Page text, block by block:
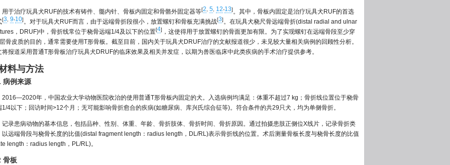
用于治疗玩具犬RUF的技术有铸件、髓内针、骨板内固定和骨骼外固定器等[2, 5, 12-13]。其中，骨板内固定是治疗玩具犬RUF的首选
[3, 9-10]。对于玩具犬RUF而言，由于远端骨折段很小，放置螺钉和骨板充满挑战[3]。在玩具犬桡尺骨远端骨折(distal radial and ulnar
，DRUF)中，骨折线常位于桡骨远端1/4及以下的位置[4] ，这使得用于放置螺钉的骨面更加有限。为了实现螺钉在远端骨段至少穿
骨皮质的目的，通常需要使用T形骨板。截至目前，国内关于玩具犬DRUF治疗的文献报道很少，未见较大量相关病例的回顾性分析。
将报道采用普通T形骨板治疗玩具犬DRUF的临床效果及相关并发症，以期为兽医临床中此类疾病的手术治疗提供参考。
料与方法
病例来源
2016—2020年，中国农业大学动物医院收治的使用普通T形骨板内固定的犬。入选病例均满足：体重不超过7 kg；骨折线位置位于桡骨
1/4以下；回访时间>12个月；无可能影响骨折愈合的疾病(如糖尿病、库兴氏综合征等)。符合条件的共29只犬，均为单侧骨折。
记录患病动物的基本信息，包括品种、性别、体重、年龄、骨折肢体、骨折时间、骨折原因。通过拍摄患肢正侧位X线片，记录骨折类
以远端骨段与桡骨长度的比值(distal fragment length：radius length，DL/RL)表示骨折线的位置。术后测量骨板长度与桡骨长度的比值
length：radius length，PL/RL)。
骨板